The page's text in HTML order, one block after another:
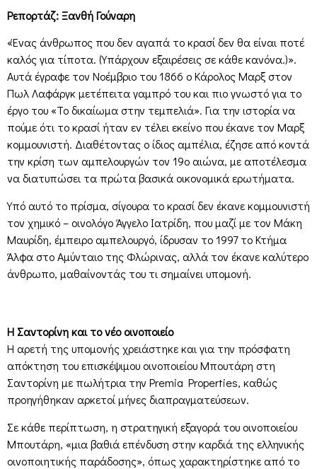
Ρεπορτάζ: Ξανθή Γούναρη
«Ένας άνθρωπος που δεν αγαπά το κρασί δεν θα είναι ποτέ
καλός για τίποτα. (Υπάρχουν εξαιρέσεις σε κάθε κανόνα.)».
Αυτά έγραφε τον Νοέμβριο του 1866 ο Κάρολος Μαρξ στον
Πωλ Λαφάργκ μετέπειτα γαμπρό του και πιο γνωστό για το
έργο του «Το δικαίωμα στην τεμπελιά». Για την ιστορία να
πούμε ότι το κρασί ήταν εν τέλει εκείνο που έκανε τον Μαρξ
κομμουνιστή. Διαθέτοντας ο ίδιος αμπέλια, έζησε από κοντά
την κρίση των αμπελουργών τον 19ο αιώνα, με αποτέλεσμα
να διατυπώσει τα πρώτα βασικά οικονομικά ερωτήματα.
Υπό αυτό το πρίσμα, σίγουρα το κρασί δεν έκανε κομμουνιστή
τον χημικό – οινολόγο Άγγελο Ιατρίδη, που μαζί με τον Μάκη
Μαυρίδη, έμπειρο αμπελουργό, ίδρυσαν το 1997 το Κτήμα
Άλφα στο Αμύνταιο της Φλώρινας, αλλά τον έκανε καλύτερο
άνθρωπο, μαθαίνοντάς του τι σημαίνει υπομονή.
Η Σαντορίνη και το νέο οινοποιείο
Η αρετή της υπομονής χρειάστηκε και για την πρόσφατη
απόκτηση του επισκέψιμου οινοποιείου Μπουτάρη στη
Σαντορίνη με πωλήτρια την Premia Properties, καθώς
προηγήθηκαν αρκετοί μήνες διαπραγματεύσεων.
Σε κάθε περίπτωση, η στρατηγική εξαγορά του οινοποιείου
Μπουτάρη, «μια βαθιά επένδυση στην καρδιά της ελληνικής
οινοποιητικής παράδοσης», όπως χαρακτηρίστηκε από το